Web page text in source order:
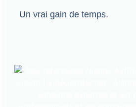
Un vrai gain de temps.